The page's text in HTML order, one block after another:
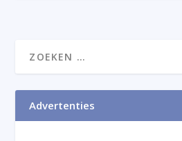
Advertenties